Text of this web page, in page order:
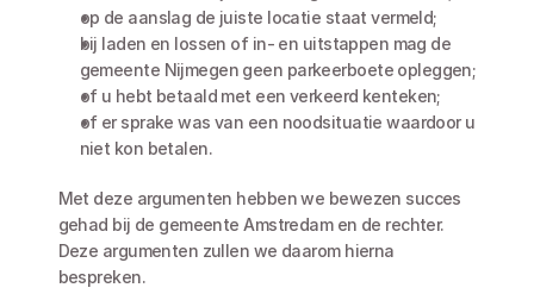
op de aanslag de juiste locatie staat vermeld;
bij laden en lossen of in- en uitstappen mag de
gemeente Nijmegen geen parkeerboete opleggen;
of u hebt betaald met een verkeerd kenteken;
of er sprake was van een noodsituatie waardoor u
niet kon betalen.
Met deze argumenten hebben we bewezen succes
gehad bij de gemeente Amstredam en de rechter.
Deze argumenten zullen we daarom hierna
bespreken.